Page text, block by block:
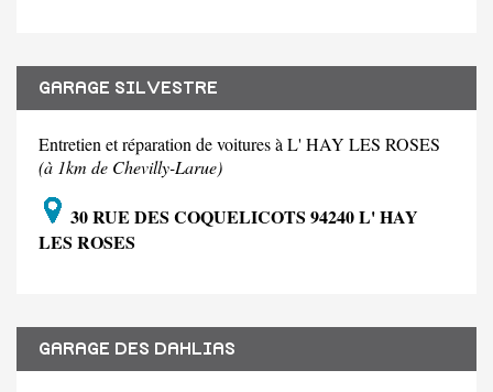
GARAGE SILVESTRE
Entretien et réparation de voitures à L' HAY LES ROSES
(à 1km de Chevilly-Larue)
30 RUE DES COQUELICOTS 94240 L' HAY
LES ROSES
GARAGE DES DAHLIAS